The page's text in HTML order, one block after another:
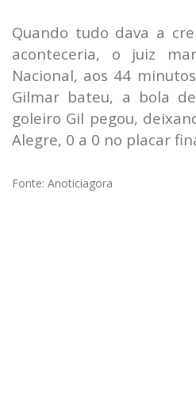
Quando tudo dava a
aconteceria, o juiz
Nacional, aos 44
Gilmar bateu, a bola
goleiro Gil pegou,
Alegre, 0 a 0 no placar
Fonte: Anoticiagora